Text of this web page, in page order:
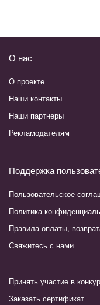
О нас
О проекте
Наши контакты
Наши партнеры
Рекламодателям
Поддержка
Пользовательское
Политика
Правила оплаты,
Свяжитесь с нами
Принять участие в
Заказать сертификат